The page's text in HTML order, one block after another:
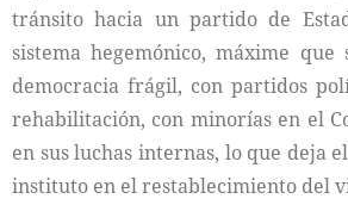
tránsito hacia un partido de
sistema hegemónico, máxime que
democracia frágil, con partidos
rehabilitación, con minorías en el
en sus luchas internas, lo que deja
instituto en el restablecimiento del